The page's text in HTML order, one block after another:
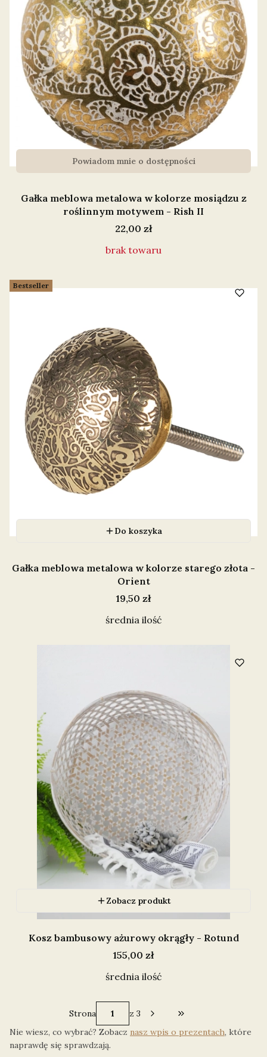
Powiadom mnie o dostępności
Gałka meblowa metalowa w kolorze mosiądzu z
roślinnym motywem - Rish II
Cena
22,00 zł
brak towaru
Bestseller
Do koszyka
Gałka meblowa metalowa w kolorze starego złota -
Orient
Cena
19,50 zł
średnia ilość
Zobacz produkt
Kosz bambusowy ażurowy okrągły - Rotund
Cena
155,00 zł
średnia ilość
Strona z 3
Przejdź do ostatniej
Nie wiesz, co wybrać? Zobacz nasz wpis o prezentach, które
naprawdę się sprawdzają.